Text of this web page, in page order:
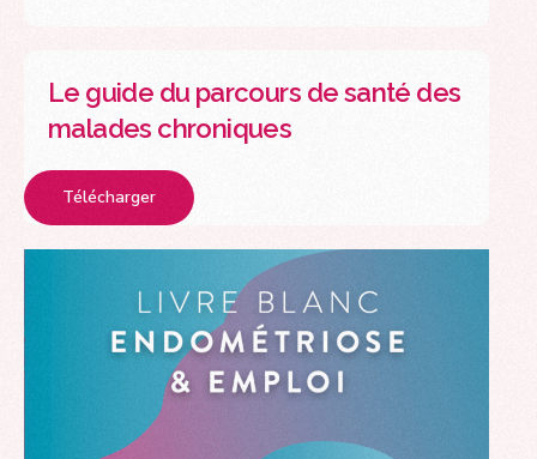
Le guide du parcours de santé des
malades chroniques
Télécharger